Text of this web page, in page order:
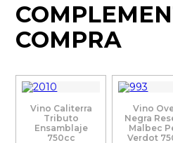
COMPRA
Vino Caliterra
Tributo
Ensamblaje
750cc
Vino
Negra
Malbec
Verdot